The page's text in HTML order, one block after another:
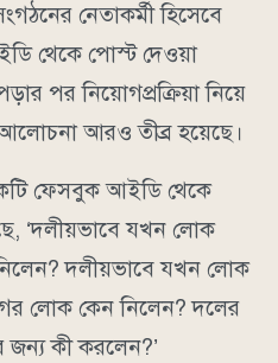
নেতাকর্মী হিসেবে
থেকে পোস্ট দেওয়া
পর নিয়োগপ্রক্রিয়া নিয়ে
আরও তীব্র হয়েছে।
ফেসবুক আইডি থেকে
‘দলীয়ভাবে যখন লোক
দলীয়ভাবে যখন লোক
লোক কেন নিলেন? দলের
জন্য কী করলেন?’